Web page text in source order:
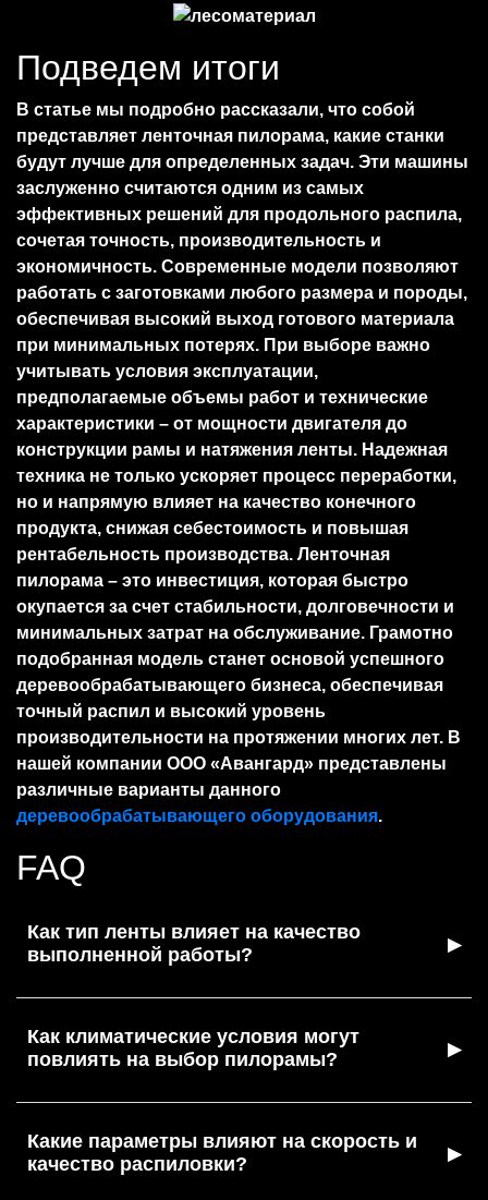
Подведем итоги
В статье мы подробно рассказали, что собой
представляет ленточная пилорама, какие станки
будут лучше для определенных задач. Эти машины
заслуженно считаются одним из самых
эффективных решений для продольного распила,
сочетая точность, производительность и
экономичность. Современные модели позволяют
работать с заготовками любого размера и породы,
обеспечивая высокий выход готового материала
при минимальных потерях. При выборе важно
учитывать условия эксплуатации,
предполагаемые объемы работ и технические
характеристики – от мощности двигателя до
конструкции рамы и натяжения ленты. Надежная
техника не только ускоряет процесс переработки,
но и напрямую влияет на качество конечного
продукта, снижая себестоимость и повышая
рентабельность производства. Ленточная
пилорама – это инвестиция, которая быстро
окупается за счет стабильности, долговечности и
минимальных затрат на обслуживание. Грамотно
подобранная модель станет основой успешного
деревообрабатывающего бизнеса, обеспечивая
точный распил и высокий уровень
производительности на протяжении многих лет. В
нашей компании ООО «Авангард» представлены
различные варианты данного
деревообрабатывающего оборудования.
FAQ
Как тип ленты влияет на качество
выполненной работы?
▶
Как климатические условия могут
повлиять на выбор пилорамы?
▶
Какие параметры влияют на скорость и
качество распиловки?
▶